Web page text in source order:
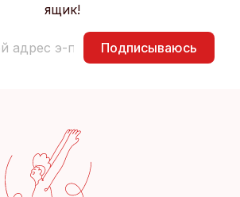
ящик!
Подписываюсь